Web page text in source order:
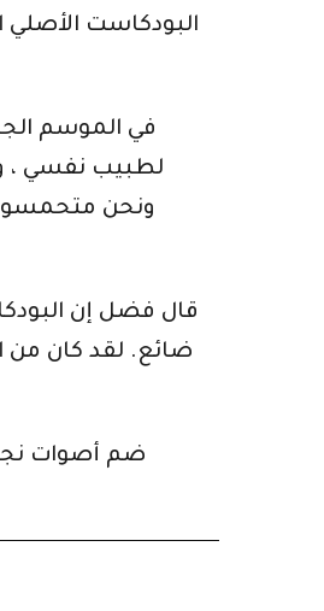
في الموسم
لطبيب نفسي ،
ضائع. لقد كان من